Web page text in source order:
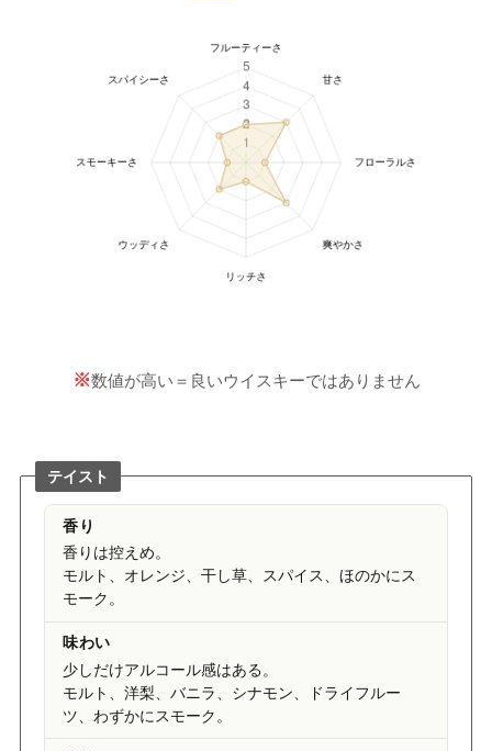
※数値が高い＝良いウイスキーではありません
テイスト
香り
香りは控えめ。
モルト、オレンジ、干し草、スパイス、ほのかにス
モーク。
味わい
少しだけアルコール感はある。
モルト、洋梨、バニラ、シナモン、ドライフルー
ツ、わずかにスモーク。